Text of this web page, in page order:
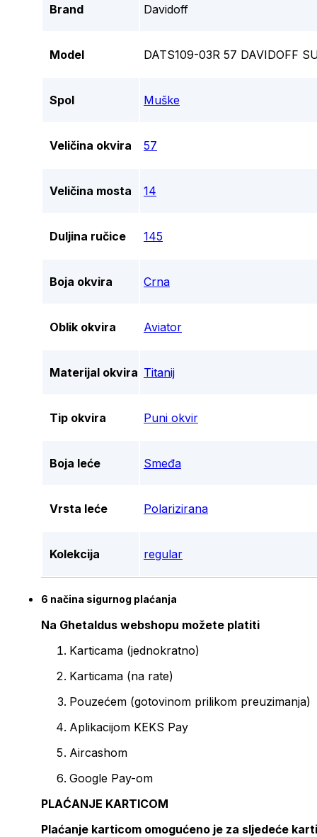
Brand Davidoff
Model DATS109-03R 57 DAVIDOFF
Spol Muške
Veličina okvira 57
Veličina mosta 14
Duljina ručice 145
Boja okvira Crna
Oblik okvira Aviator
Materijal okvira Titanij
Tip okvira Puni okvir
Boja leće Smeđa
Vrsta leće Polarizirana
Kolekcija regular
6 načina sigurnog plaćanja
Na Ghetaldus webshopu možete platiti
Karticama (jednokratno)
Karticama (na rate)
Pouzećem (gotovinom prilikom preuzimanja)
Aplikacijom KEKS Pay
Aircashom
Google Pay-om
PLAĆANJE KARTICOM
Plaćanje karticom omogućeno je za sljedeće